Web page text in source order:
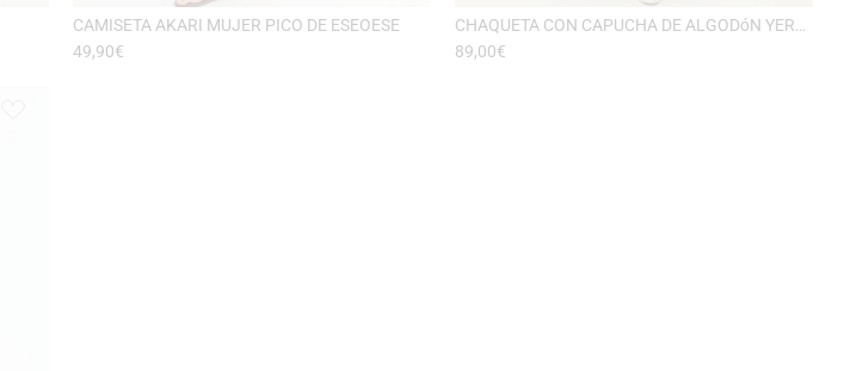
CAMISETA AKARI MUJER PICO DE ESEOESE
49,90€
89,00€